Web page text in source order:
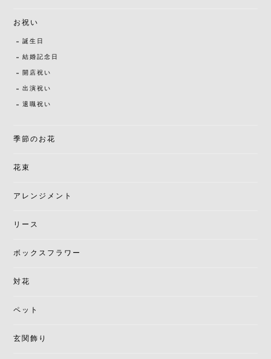
お祝い
誕生日
結婚記念日
開店祝い
出演祝い
退職祝い
季節のお花
花束
アレンジメント
リース
ボックスフラワー
対花
ペット
玄関飾り